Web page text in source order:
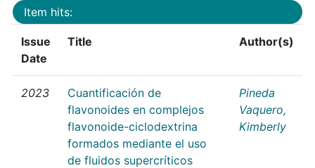
Item hits:
Issue
Date
Title Author(s)
2023
Cuantificación de
flavonoides en complejos
flavonoide-ciclodextrina
formados mediante el uso
de fluidos supercríticos
Pineda
Vaquero,
Kimberly